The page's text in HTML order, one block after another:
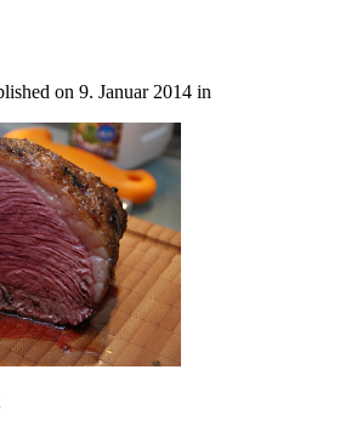
on 9. Januar 2014 in